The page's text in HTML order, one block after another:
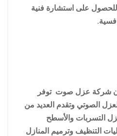
للحصول على استشارة فنية
أن شركة عزل صوت توفر
الصوتي وتقدم العديد من
التسربات والأسطح
التنظيف وترميم المنازل